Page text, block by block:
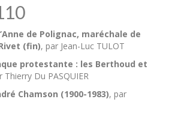
de Polignac, maréchale de
(fin), par Jean-Luc TULOT
protestante : les Berthoud et
Thierry Du PASQUIER
Chamson (1900-1983), par